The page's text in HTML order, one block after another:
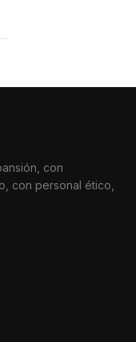
con
con personal ético,